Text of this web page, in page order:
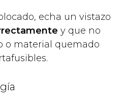
echa un vistazo
y que no
o material quemado